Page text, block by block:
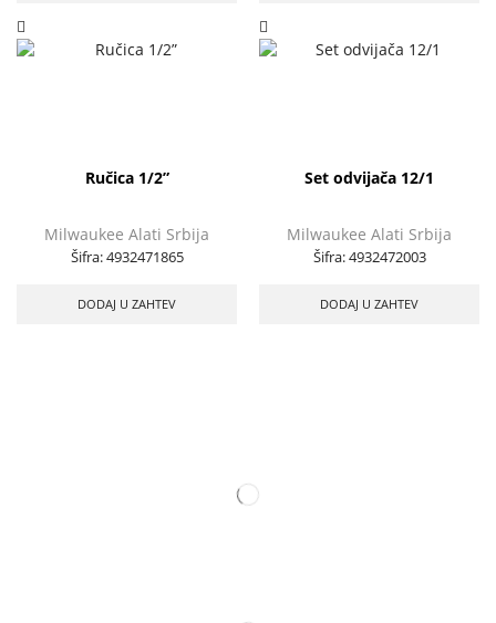
Ručica 1/2”
Milwaukee Alati Srbija
Šifra:4932471865
DODAJ U ZAHTEV
Set odvijača 12/1
Milwaukee Alati Srbija
Šifra:4932472003
DODAJ U ZAHTEV